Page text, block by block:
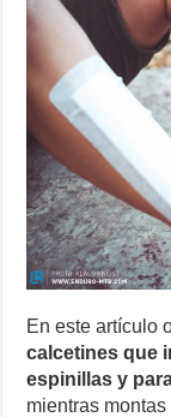
En este artículo
calcetines que
espinillas y
mientras